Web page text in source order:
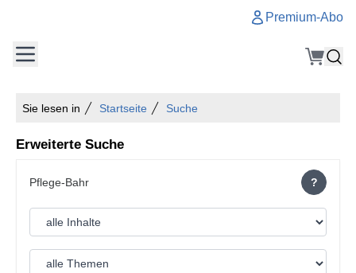
Premium-Abo
Sie lesen in Startseite Suche
Erweiterte Suche
?